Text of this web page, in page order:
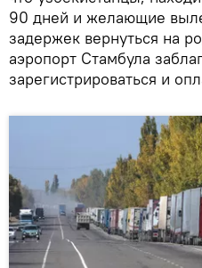
90 дней и желающие
задержек вернуться на
аэропорт Стамбула
зарегистрироваться и